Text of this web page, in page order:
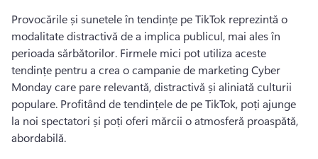
Provocările și sunetele în tendințe pe TikTok reprezintă o
modalitate distractivă de a implica publicul, mai ales în
perioada sărbătorilor. Firmele mici pot utiliza aceste
tendințe pentru a crea o campanie de marketing Cyber
Monday care pare relevantă, distractivă și aliniată culturii
populare. Profitând de tendințele de pe TikTok, poți ajunge
la noi spectatori și poți oferi mărcii o atmosferă proaspătă,
abordabilă.